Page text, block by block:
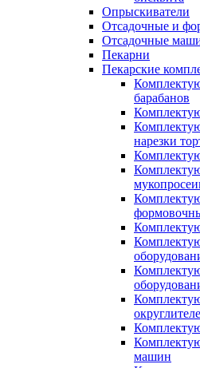
Опрыскиватели
Отсадочные и
Отсадочные
Пекарни
Пекарские
барабанов
нарезки
машин